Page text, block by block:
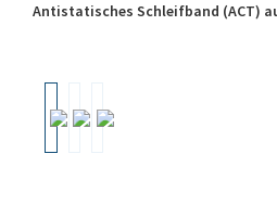
Antistatisches Schleifband (ACT)